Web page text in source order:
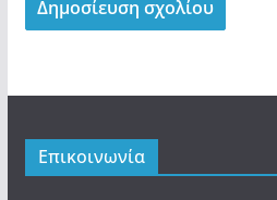
Επικοινωνία